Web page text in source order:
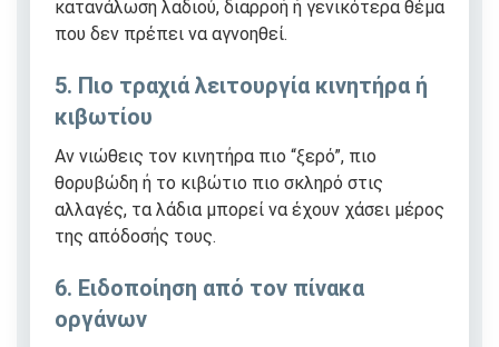
κατανάλωση λαδιού, διαρροή ή γενικότερα θέμα
που δεν πρέπει να αγνοηθεί.
5. Πιο τραχιά λειτουργία κινητήρα ή
κιβωτίου
Αν νιώθεις τον κινητήρα πιο “ξερό”, πιο
θορυβώδη ή το κιβώτιο πιο σκληρό στις
αλλαγές, τα λάδια μπορεί να έχουν χάσει μέρος
της απόδοσής τους.
6. Ειδοποίηση από τον πίνακα
οργάνων